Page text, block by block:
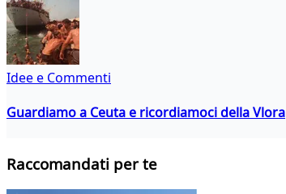
Idee e Commenti
Guardiamo a Ceuta e ricordiamoci della Vlora
Raccomandati per te